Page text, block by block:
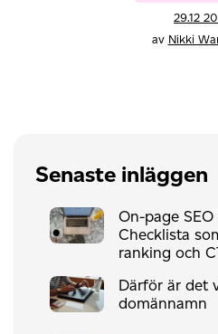
29.12
av Nikki
Senaste inläggen
On-page
Checklista
ranking och
Därför är det
domännamn